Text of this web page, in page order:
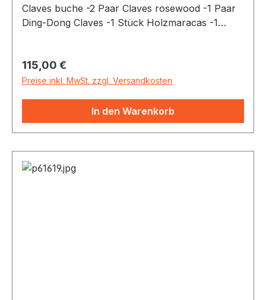
Claves buche -2 Paar Claves rosewood -1 Paar
Ding-Dong Claves -1 Stück Holzmaracas -1
Holzschlägel Alle Instrumente sind in dem
Karton übersichtlich einzuordnen.
Regulärer Preis:
115,00 €
Preise inkl. MwSt. zzgl. Versandkosten
In den Warenkorb